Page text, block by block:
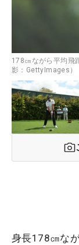
178㎝ながら平均飛
影：GettyImages）
身長178㎝な